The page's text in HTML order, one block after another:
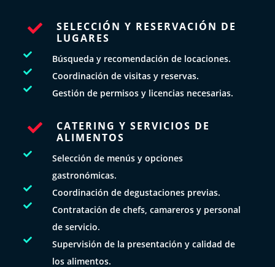

SELECCIÓN Y RESERVACIÓN DE
LUGARES
 Búsqueda y recomendación de locaciones.
 Coordinación de visitas y reservas.
 Gestión de permisos y licencias necesarias.

CATERING Y SERVICIOS DE
ALIMENTOS

Selección de menús y opciones
gastronómicas.
 Coordinación de degustaciones previas.

Contratación de chefs, camareros y personal
de servicio.

Supervisión de la presentación y calidad de
los alimentos.